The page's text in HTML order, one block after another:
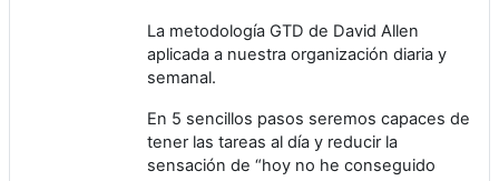
La metodología GTD de David Allen
aplicada a nuestra organización diaria y
semanal.
En 5 sencillos pasos seremos capaces de
tener las tareas al día y reducir la
sensación de “hoy no he conseguido